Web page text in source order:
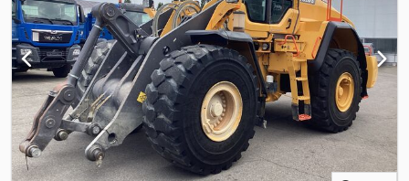
-- Bereifung: 405/70 R20